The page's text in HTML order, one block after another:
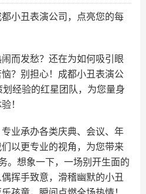
小丑表演公司，点亮您的每
而发愁？还在为如何吸引眼
？别担心！成都小丑表演公
经验的红星团队，为您量身
！
业承办各类庆典、会议、年
以更专业的视角，为您带来
。想象一下，一场别开生面的
挥手致意，滑稽幽默的小丑